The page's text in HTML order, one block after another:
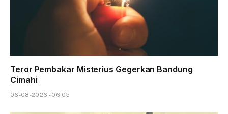
Teror Pembakar Misterius Gegerkan Bandung
Cimahi
06-08-2026 - 06.05